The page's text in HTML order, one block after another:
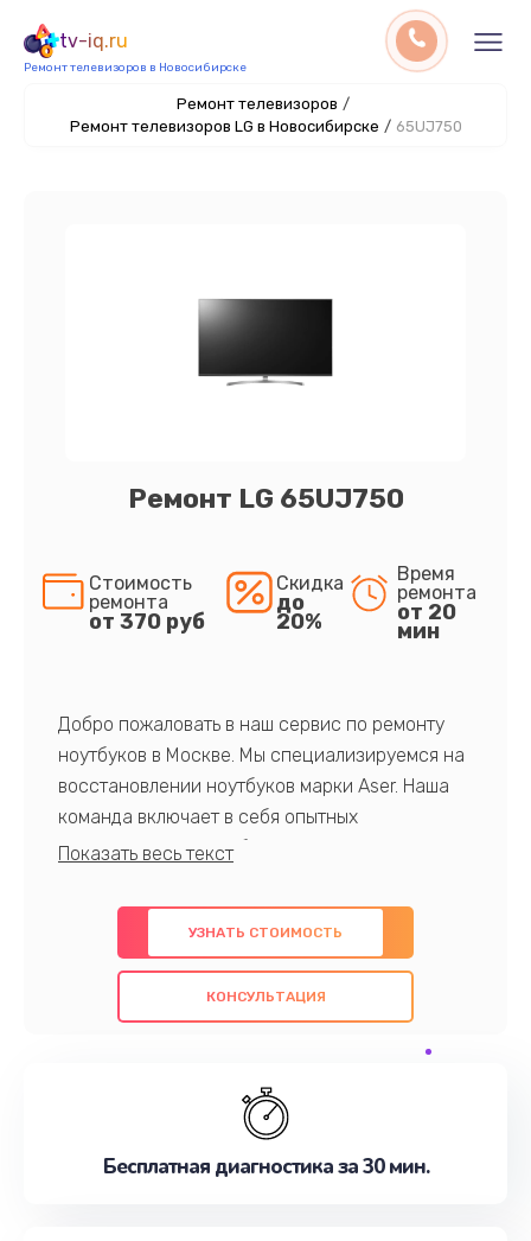
tv-iq.ru
Ремонт телевизоров в Новосибирске
Ремонт телевизоров /
Ремонт телевизоров LG в Новосибирске / 65UJ750
Ремонт LG 65UJ750
Стоимость
ремонта
от 370 руб
Скидка
до
20%
Время
ремонта
от 20
мин
Добро пожаловать в наш сервис по ремонту
ноутбуков в Москве. Мы специализируемся на
восстановлении ноутбуков марки Aser. Наша
команда включает в себя опытных
профессионалов с обширными знаниями и
предлагаем быстрый и качественный ремонт с
использованием оригинальных компонентов, а
также гарантируем качество всех
проведенных работ. Наша цель - предоставить
наилучшим образом. Не медлите записаться на
УЗНАТЬ СТОИМОСТЬ
КОНСУЛЬТАЦИЯ
Бесплатная диагностика за 30 мин.